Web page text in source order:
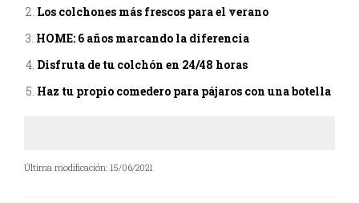
Los colchones más frescos para el verano
HOME: 6 años marcando la diferencia
Disfruta de tu colchón en 24/48 horas
Haz tu propio comedero para pájaros con una botella
Última modificación: 15/06/2021